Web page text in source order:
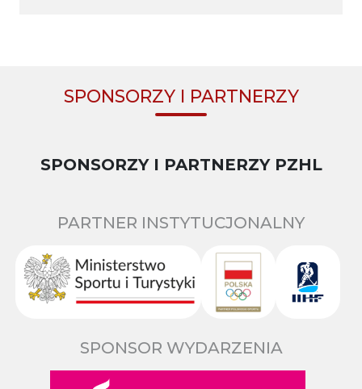
SPONSORZY I PARTNERZY
SPONSORZY I PARTNERZY PZHL
PARTNER INSTYTUCJONALNY
SPONSOR WYDARZENIA